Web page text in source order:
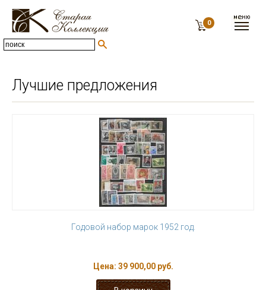
0
Лучшие предложения
Годовой набор марок 1952 год.
Цена: 39 900,00 руб.